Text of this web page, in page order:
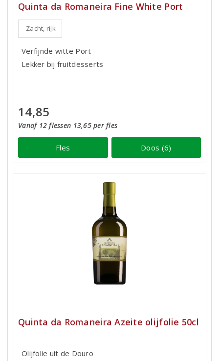
Quinta da Romaneira Fine White Port
Zacht, rijk
Verfijnde witte Port
Lekker bij fruitdesserts
14,85
Vanaf 12 flessen 13,65 per fles
Fles Doos (6)
Quinta da Romaneira Azeite olijfolie 50cl
Olijfolie uit de Douro